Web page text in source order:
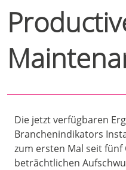
Die jetzt verfügbaren
Branchenindikators
zum ersten Mal seit fünf
beträchtlichen